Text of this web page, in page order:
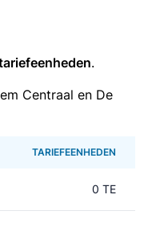
.
Centraal en De
TARIEFEENHEDEN
0 TE